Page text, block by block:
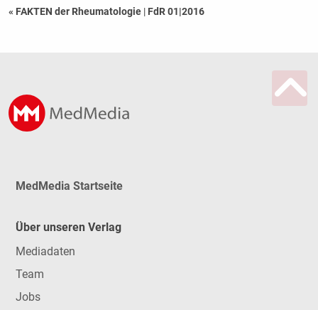
« FAKTEN der Rheumatologie | FdR 01|2016
MedMedia Startseite
Über unseren Verlag
Mediadaten
Team
Jobs